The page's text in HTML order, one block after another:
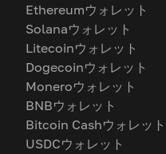
Ethereumウォレット
Solanaウォレット
Litecoinウォレット
Dogecoinウォレット
Moneroウォレット
BNBウォレット
Bitcoin Cashウォレット
USDCウォレット